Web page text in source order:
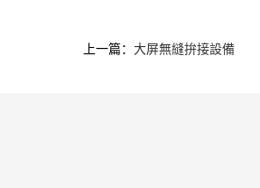
上一篇： 大屏無縫拚接設備